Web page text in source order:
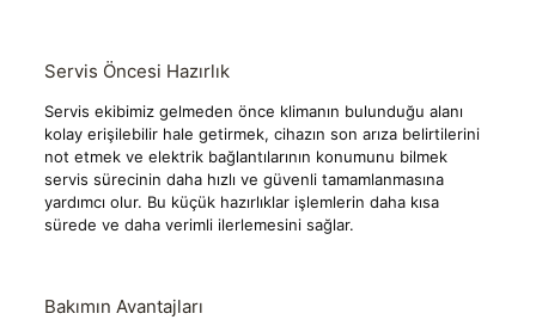
Servis Öncesi Hazırlık
Servis ekibimiz gelmeden önce klimanın bulunduğu alanı
kolay erişilebilir hale getirmek, cihazın son arıza belirtilerini
not etmek ve elektrik bağlantılarının konumunu bilmek
servis sürecinin daha hızlı ve güvenli tamamlanmasına
yardımcı olur. Bu küçük hazırlıklar işlemlerin daha kısa
sürede ve daha verimli ilerlemesini sağlar.
Bakımın Avantajları